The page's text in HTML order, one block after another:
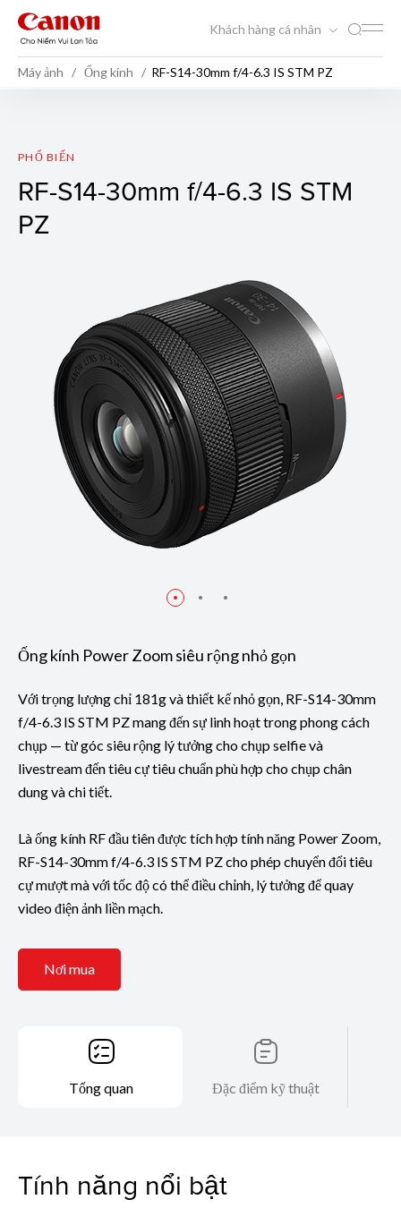
Khách hàng cá nhân
Máy ảnh Ống kính RF-S14-30mm f/4-6.3 IS STM PZ
RF-S14-30mm f/4-6.3 IS
PHỔ BIẾN
RF-S14-30mm f/4-6.3 IS STM
PZ
Ống kính Power Zoom siêu rộng nhỏ gọn
Với trọng lượng chỉ 181g và thiết kế nhỏ gọn, RF-S14-30mm
f/4-6.3 IS STM PZ mang đến sự linh hoạt trong phong cách
chụp — từ góc siêu rộng lý tưởng cho chụp selfie và
livestream đến tiêu cự tiêu chuẩn phù hợp cho chụp chân
dung và chi tiết.
Là ống kính RF đầu tiên được tích hợp tính năng Power Zoom,
RF-S14-30mm f/4-6.3 IS STM PZ cho phép chuyển đổi tiêu
cự mượt mà với tốc độ có thể điều chỉnh, lý tưởng để quay
video điện ảnh liền mạch.
Nơi mua
Tổng quan Đặc điểm kỹ thuật
Tính năng nổi bật